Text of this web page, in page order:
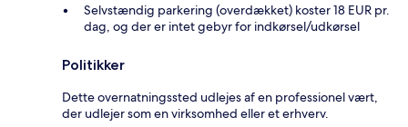
Selvstændig parkering (overdækket) koster 18 EUR pr.
dag, og der er intet gebyr for indkørsel/udkørsel
Politikker
Dette overnatningssted udlejes af en professionel vært,
der udlejer som en virksomhed eller et erhverv.